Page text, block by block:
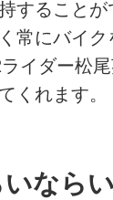
すること
常にバイ
イダー松
くれます。
いなら